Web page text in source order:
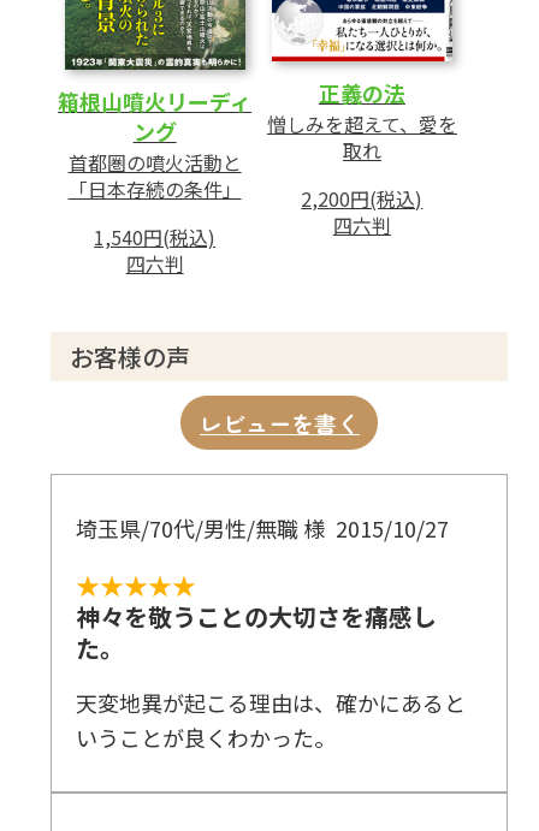
箱根山噴火リーディ
ング
首都圏の噴火活動と
「日本存続の条件」
1,540円(税込)
四六判
正義の法
憎しみを超えて、愛を
取れ
2,200円(税込)
四六判
お客様の声
レビューを書く
埼玉県/70代/男性/無職 様 2015/10/27
★★★★★
神々を敬うことの大切さを痛感し
た。
天変地異が起こる理由は、確かにあると
いうことが良くわかった。